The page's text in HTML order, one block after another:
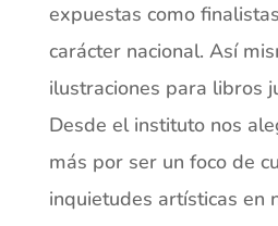
expuestas como
carácter nacional. Así
ilustraciones para libros
Desde el instituto nos
más por ser un foco de
inquietudes artísticas en